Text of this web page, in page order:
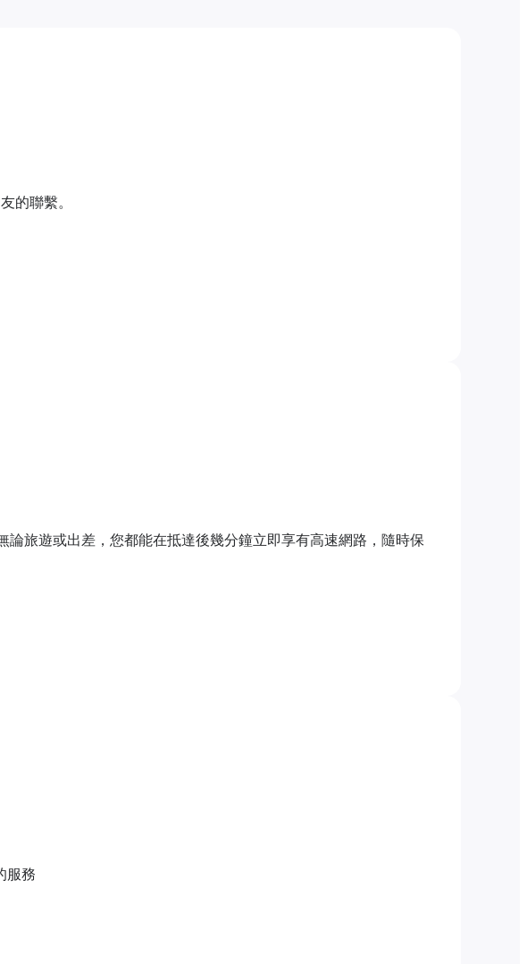
的聯繫。
論旅遊或出差，您都能在抵達後幾分鐘立即享有高速網路，隨時保
服務